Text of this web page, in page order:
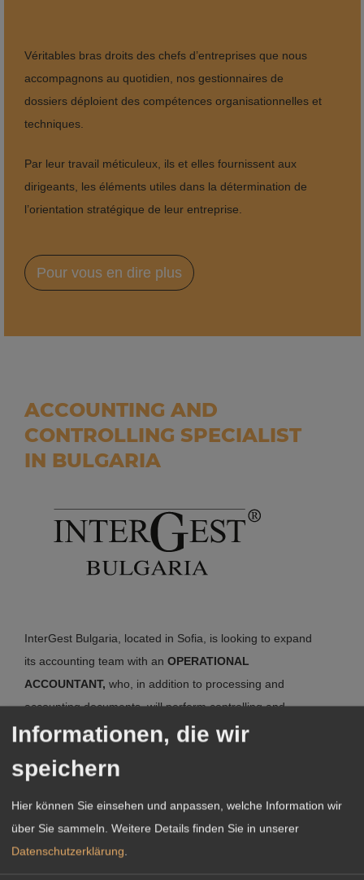
Véritables bras droits des chefs d’entreprises que nous
accompagnons au quotidien, nos gestionnaires de
dossiers déploient des compétences organisationnelles et
techniques.
Par leur travail méticuleux, ils et elles fournissent aux
dirigeants, les éléments utiles dans la détermination de
l’orientation stratégique de leur entreprise.
Pour vous en dire plus
ACCOUNTING AND
CONTROLLING SPECIALIST
IN BULGARIA
InterGest Bulgaria, located in Sofia, is looking to expand
its accounting team with an OPERATIONAL
ACCOUNTANT, who, in addition to processing and
accounting documents, will perform controlling and
prepare periodic reports and statements under Bulgarian
and other activities related to accounting services.
Find out more here
Informationen, die wir
speichern
Hier können Sie einsehen und anpassen, welche Information wir
über Sie sammeln. Weitere Details finden Sie in unserer
Datenschutzerklärung